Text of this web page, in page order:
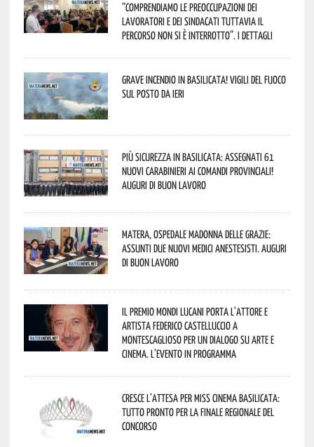
“comprendiamo le preoccupazioni dei
lavoratori e dei sindacati tuttavia il
percorso non si è interrotto”. I dettagli
Grave incendio in Basilicata! Vigili del fuoco
sul posto da ieri
Più sicurezza in Basilicata: assegnati 61
nuovi Carabinieri ai Comandi provinciali!
Auguri di buon lavoro
Matera, Ospedale Madonna delle Grazie:
assunti due nuovi medici anestesisti. Auguri
di buon lavoro
Il Premio Mondi Lucani porta l’attore e
artista Federico Castelluccio a
Montescaglioso per un dialogo su arte e
cinema. L’evento in programma
Cresce l’attesa per Miss Cinema Basilicata:
tutto pronto per la finale regionale del
concorso